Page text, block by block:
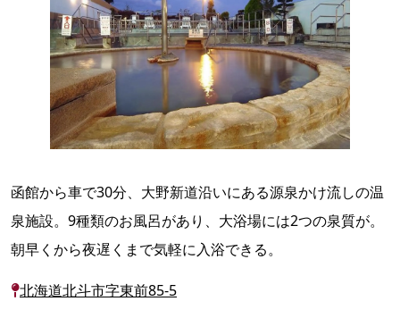
函館から車で30分、大野新道沿いにある源泉かけ流しの温
泉施設。9種類のお風呂があり、大浴場には2つの泉質が。
朝早くから夜遅くまで気軽に入浴できる。
北海道北斗市字東前85-5